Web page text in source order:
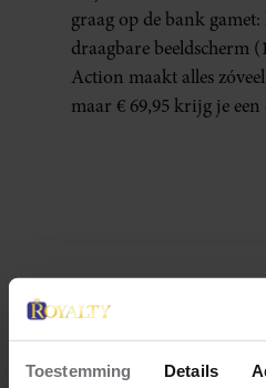
Toestemming Details
WATCHERS
graag op de bank
draagbare beeldscherm
Action maakt alles
maar € 69,95 krijg je een
Meer van Ruth